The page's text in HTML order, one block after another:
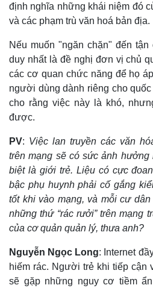
Thể thao
Bóng đá
Lịch thi đấu bóng đá
Ô
định nghĩa những khái niệm đó
và các phạm trù văn hoá bản địa.
Nếu muốn "ngăn chặn" đến
duy nhất là đề nghị đơn vị chủ
các cơ quan chức năng để họ
người dùng dành riêng cho
cho rằng việc này là khó,
được.
PV: Việc lan truyền các văn
trên mạng sẽ có sức ảnh
biệt là giới trẻ. Liệu có cực
bậc phụ huynh phải cố gắng
tốt khi vào mạng, và mỗi cư
những thứ “rác rưởi” trên mạng
của cơ quản quản lý, thưa anh?
Nguyễn Ngọc Long: Internet
hiếm rác. Người trẻ khi tiếp cận
sẽ gặp những nguy cơ tiềm